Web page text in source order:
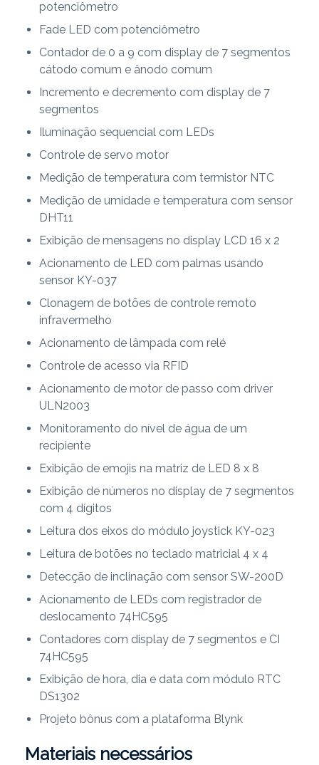
potenciômetro
Fade LED com potenciômetro
Contador de 0 a 9 com display de 7 segmentos
cátodo comum e ânodo comum
Incremento e decremento com display de 7
segmentos
Iluminação sequencial com LEDs
Controle de servo motor
Medição de temperatura com termistor NTC
Medição de umidade e temperatura com sensor
DHT11
Exibição de mensagens no display LCD 16 x 2
Acionamento de LED com palmas usando
sensor KY-037
Clonagem de botões de controle remoto
infravermelho
Acionamento de lâmpada com relé
Controle de acesso via RFID
Acionamento de motor de passo com driver
ULN2003
Monitoramento do nível de água de um
recipiente
Exibição de emojis na matriz de LED 8 x 8
Exibição de números no display de 7 segmentos
com 4 dígitos
Leitura dos eixos do módulo joystick KY-023
Leitura de botões no teclado matricial 4 x 4
Detecção de inclinação com sensor SW-200D
Acionamento de LEDs com registrador de
deslocamento 74HC595
Contadores com display de 7 segmentos e CI
74HC595
Exibição de hora, dia e data com módulo RTC
DS1302
Projeto bônus com a plataforma Blynk
Materiais necessários